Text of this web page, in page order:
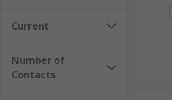
Current
Number of
Contacts